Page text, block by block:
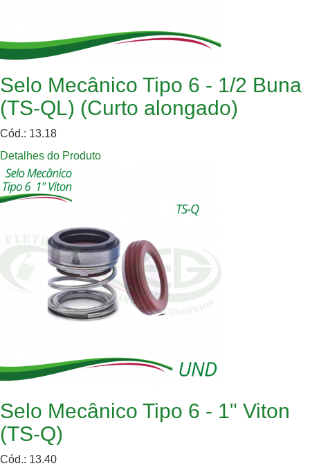
Selo Mecânico Tipo 6 - 1/2 Buna
(TS-QL) (Curto alongado)
Cód.: 13.18
Detalhes do Produto
Selo Mecânico Tipo 6 - 1" Viton
(TS-Q)
Cód.: 13.40